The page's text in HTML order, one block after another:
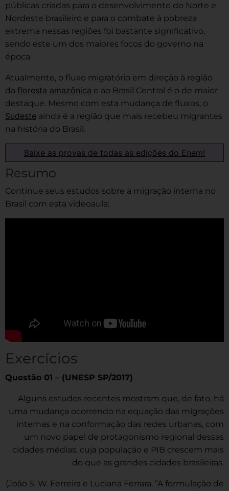
públicas criadas para o desenvolvimento do Norte e
Nordeste brasileiro e para o combate à pobreza
extrema nessas regiões foi bastante significativo,
sendo este um dos maiores focos do governo na
época.
Atualmente, o fluxo migratório em direção à região
da floresta amazônica e ao Brasil Central é o de maior
destaque. Mesmo com esta mudança de fluxos, o
Sudeste ainda é a região que mais recebeu migrantes
na história do Brasil.
Baixe as provas de todas as edições do Enem!
Resumo
Continue seus estudos sobre a migração interna no
Brasil com esta videoaula:
Exercícios
Questão 01 – (UNESP SP/2017)
Alguns estudos recentes mostram que, de fato, há
uma mudança ocorrendo na equação das migrações
internas e na conformação das redes urbanas, com
um novo papel de protagonismo regional dessas
cidades médias, cuja população e PIB crescem mais
do que as grandes cidades brasileiras.
(João S. W. Ferreira e Luciana Ferrara. “A formulação de